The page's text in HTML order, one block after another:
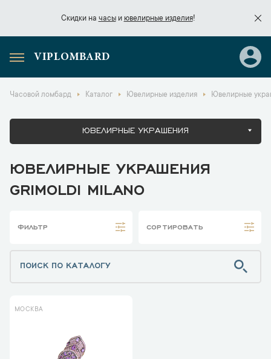
Скидки на часыи ювелирные изделия!
Скидки начасы
VIPLOMBARD
Часовой ломбард Каталог Ювелирные изделия Ювелирные
ЮВЕЛИРНЫЕ УКРАШЕНИЯ
ЮВЕЛИРНЫЕ УКРАШЕНИЯ
GRIMOLDI MILANO
ФИЛЬТР СОРТИРОВАТЬ
МОСКВА